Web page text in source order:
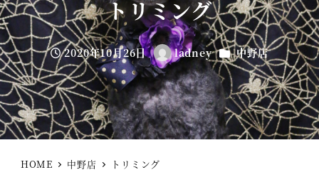
トリミング
投稿日
2020年10月26日
著
者
ladney カテゴリー
中野店
HOME 中野店 トリミング